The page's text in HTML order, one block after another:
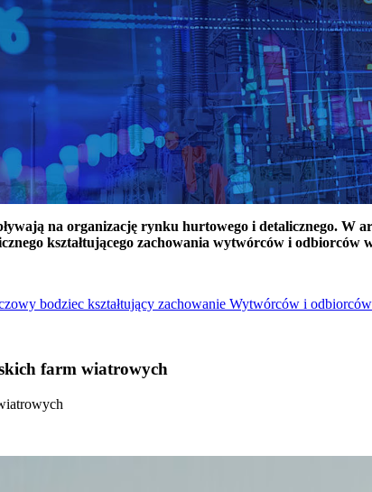
na organizację rynku hurtowego i detalicznego. W
kształtującego zachowania wytwórców i odbiorców
bodziec kształtujący zachowanie Wytwórców i odbiorców
farm wiatrowych